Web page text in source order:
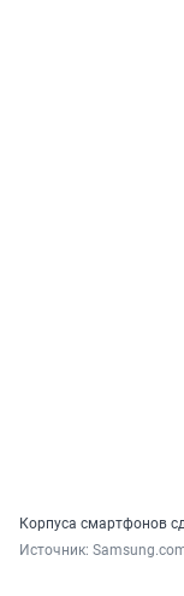
Корпуса смартфонов
Источник: